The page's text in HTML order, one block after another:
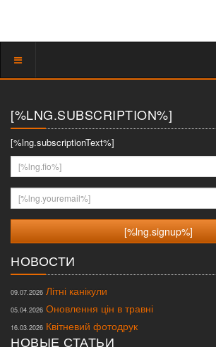
Показать
[%LNG.SUBSCRIPTION%]
[%lng.subscriptionText%]
[%lng.fio%]
[%lng.youremail%]
НОВОСТИ
09.07.2026 Літні канікули
05.04.2026 Оновлення цін в травні
16.03.2026 Квітневий фотодрук
НОВЫЕ СТАТЬИ